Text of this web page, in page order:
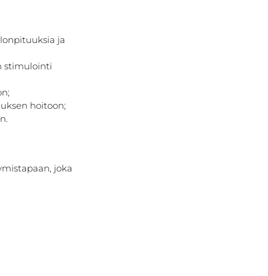
ja
stimulointi
hoitoon;
joka